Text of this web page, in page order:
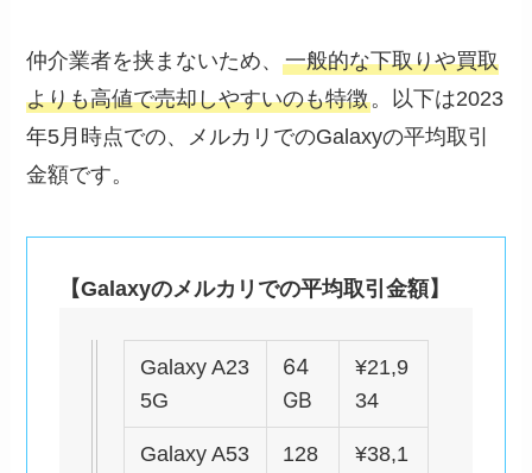
仲介業者を挟まないため、一般的な下取りや買取
よりも高値で売却しやすいのも特徴。以下は2023
年5月時点での、メルカリでのGalaxyの平均取引
金額です。
【Galaxyのメルカリでの平均取引金額】
Galaxy A23
5G
64
GB
¥21,9
34
Galaxy A53
128
¥38,1